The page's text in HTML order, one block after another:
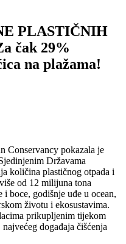
PLASTIČNIH
čak 29%
na plažama!
Conservancy pokazala je
Državama
količina plastičnog otpada i
od 12 milijuna tona
boce, godišnje uđe u ocean,
životu i ekosustavima.
prikupljenim tijekom
događaja čišćenja